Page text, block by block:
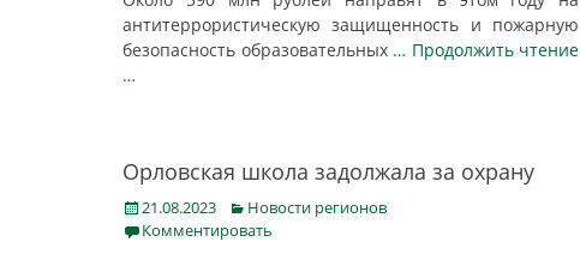
антитеррористическую защищенность и пожарную
безопасность образовательных … Продолжить чтение
…
Орловская школа задолжала за охрану
Posted
on
21.08.2023 Categories
Новости регионов
Комментировать